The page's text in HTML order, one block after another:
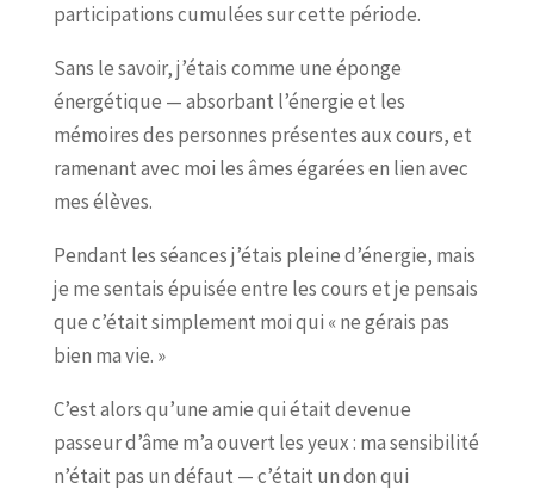
participations cumulées sur cette période.
Sans le savoir, j’étais comme une éponge
énergétique — absorbant l’énergie et les
mémoires des personnes présentes aux cours, et
ramenant avec moi les âmes égarées en lien avec
mes élèves.
Pendant les séances j’étais pleine d’énergie, mais
je me sentais épuisée entre les cours et je pensais
que c’était simplement moi qui « ne gérais pas
bien ma vie. »
C’est alors qu’une amie qui était devenue
passeur d’âme m’a ouvert les yeux : ma sensibilité
n’était pas un défaut — c’était un don qui